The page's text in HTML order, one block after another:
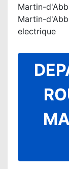
Martin-
Martin-
electrique